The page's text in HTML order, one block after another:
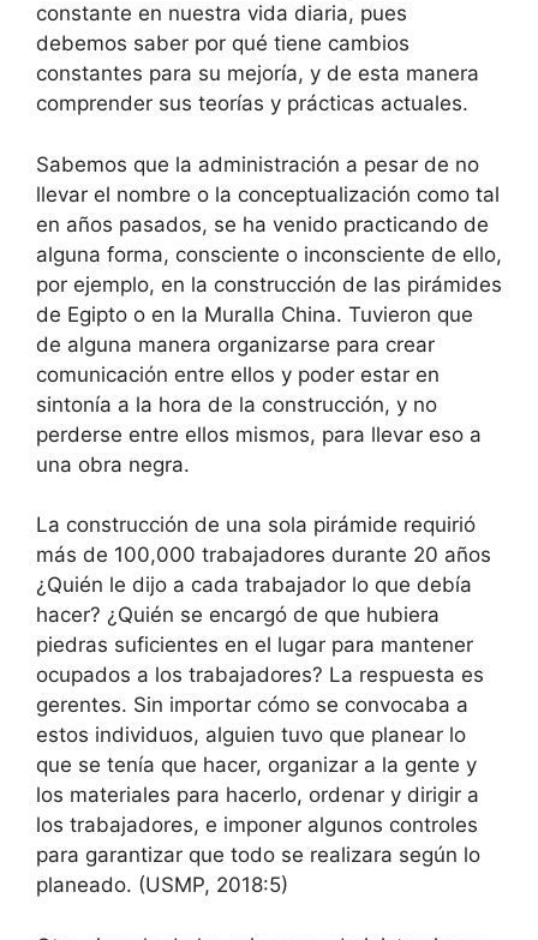
constante en nuestra vida diaria, pues
debemos saber por qué tiene cambios
constantes para su mejoría, y de esta manera
comprender sus teorías y prácticas actuales.
Sabemos que la administración a pesar de no
llevar el nombre o la conceptualización como tal
en años pasados, se ha venido practicando de
alguna forma, consciente o inconsciente de ello,
por ejemplo, en la construcción de las pirámides
de Egipto o en la Muralla China. Tuvieron que
de alguna manera organizarse para crear
comunicación entre ellos y poder estar en
sintonía a la hora de la construcción, y no
perderse entre ellos mismos, para llevar eso a
una obra negra.
La construcción de una sola pirámide requirió
más de 100,000 trabajadores durante 20 años
¿Quién le dijo a cada trabajador lo que debía
hacer? ¿Quién se encargó de que hubiera
piedras suficientes en el lugar para mantener
ocupados a los trabajadores? La respuesta es
gerentes. Sin importar cómo se convocaba a
estos individuos, alguien tuvo que planear lo
que se tenía que hacer, organizar a la gente y
los materiales para hacerlo, ordenar y dirigir a
los trabajadores, e imponer algunos controles
para garantizar que todo se realizara según lo
planeado. (USMP, 2018:5)